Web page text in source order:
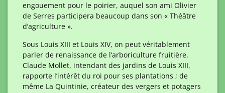
engouement pour le poirier, auquel son ami Olivier
de Serres participera beaucoup dans son « Théâtre
d’agriculture ».
Sous Louis XIII et Louis XIV, on peut véritablement
parler de renaissance de l’arboriculture fruitière.
Claude Mollet, intendant des jardins de Louis XIII,
rapporte l’intérêt du roi pour ses plantations ; de
même La Quintinie, créateur des vergers et potagers